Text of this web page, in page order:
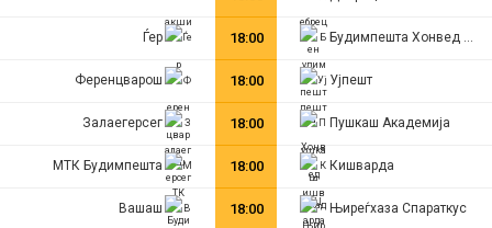
Ѓер 18:00 Будимпешта Хонвед ФЦ
Ференцварош 18:00 Ујпешт
Залаегерсег 18:00 Пушкаш Академија
МТК Будимпешта 18:00 Кишварда
Вашаш 18:00 Њиреѓхаза Спараткус